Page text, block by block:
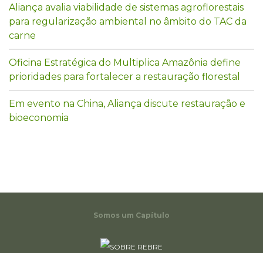
Aliança avalia viabilidade de sistemas agroflorestais
para regularização ambiental no âmbito do TAC da
carne
Oficina Estratégica do Multiplica Amazônia define
prioridades para fortalecer a restauração florestal
Em evento na China, Aliança discute restauração e
bioeconomia
Somos um Capítulo